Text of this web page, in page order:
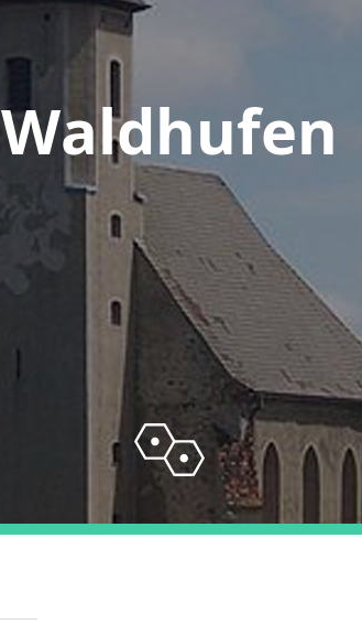
Waldhufen